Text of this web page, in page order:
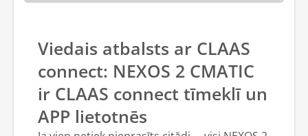
Viedais atbalsts ar CLAAS
connect: NEXOS 2 CMATIC
ir CLAAS connect tīmeklī un
APP lietotnēs